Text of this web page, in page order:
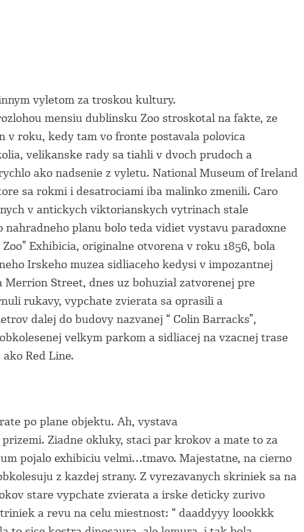
vyletom za troskou kultury.
mensiu dublinsku Zoo stroskotal na fakte, ze
v roku, kedy tam vo fronte postavala polovica
velikanske rady sa tiahli v dvoch prudoch a
ako nadsenie z vyletu. National Museum of Ireland
sa rokmi i desatrociami iba malinko zmenili. Caro
v antickych viktorianskych vytrinach stale
nahradneho planu bolo teda vidiet vystavu paradoxne
Exhibicia, originalne otvorena v roku 1856, bola
Irskeho muzea sidliaceho kedysi v impozantnej
Street, dnes uz bohuzial zatvorenej pre
rukavy, vypchate zvierata sa oprasili a
dalej do budovy nazvanej “ Colin Barracks”,
velkym parkom a sidliacej na vzacnej trase
Red Line.
po plane objektu. Ah, vystava
Ziadne okluky, staci par krokov a mate to za
pojalo exhibiciu velmi…tmavo. Majestatne, na cierno
z kazdej strany. Z vyrezavanych skriniek sa na
stare vypchate zvierata a irske deticky zurivo
a revu na celu miestnost: “ daaddyyy loookkk